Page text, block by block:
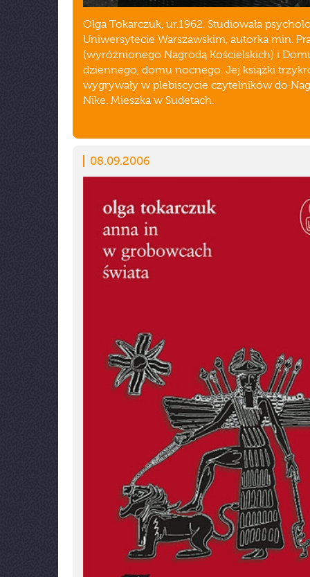
Olga Tokarczuk, ur.1962. Studiowała
Uniwersytecie Warszawskim, autorka min.
(wyróżnionego Nagrodą Kościelskich) i
dziennego, domu nocnego. Jej książki
wygrywały w plebiscycie czytelników do
Nike. Mieszka w Sudetach.
08.09.2006